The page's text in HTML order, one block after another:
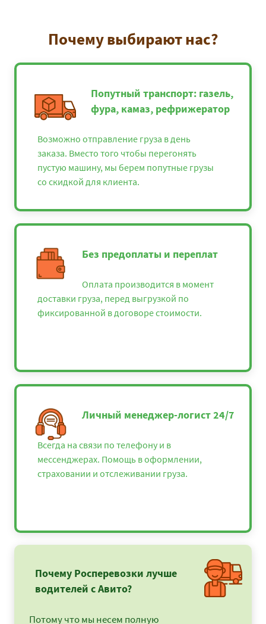
Почему выбирают нас?
Попутный транспорт: газель,
фура, камаз, рефрижератор
Возможно отправление груза в день
заказа. Вместо того чтобы перегонять
пустую машину, мы берем попутные грузы
со скидкой для клиента.
Без предоплаты и переплат
Оплата производится в момент
доставки груза, перед выгрузкой по
фиксированной в договоре стоимости.
Личный менеджер-логист 24/7
Всегда на связи по телефону и в
мессенджерах. Помощь в оформлении,
страховании и отслеживании груза.
Почему Росперевозки лучше
водителей с Авито?
Потому что мы несем полную